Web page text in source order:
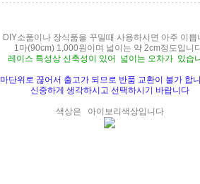
DIY소품이나 장식품을 꾸밀때 사용하시면 아주 이쁩
1마(90cm) 1,000원이며 넓이는 약 2cm정도입니
레이스 특성상 신축성이 있어 넓이는 오차가 있습
마단위로 끊어서 출고가 되므로 반품 교환이 불가 합
신중하게 생각하시고 선택하시기 바랍니다
색상은 아이보리색상입니다